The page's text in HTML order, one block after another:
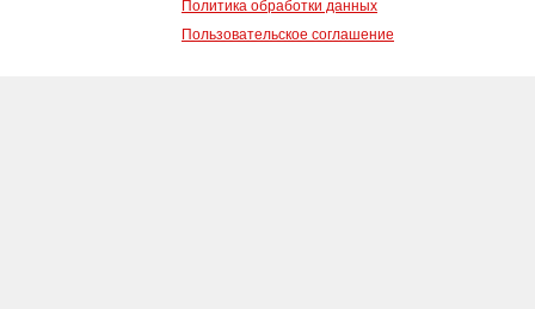
Политика обработки данных
Пользовательское соглашение